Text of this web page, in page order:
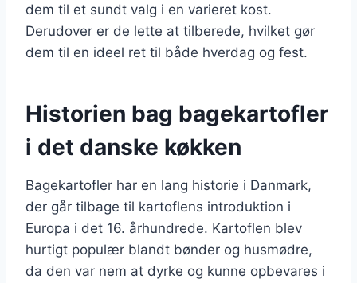
dem til et sundt valg i en varieret kost.
Derudover er de lette at tilberede, hvilket gør
dem til en ideel ret til både hverdag og fest.
Historien bag bagekartofler
i det danske køkken
Bagekartofler har en lang historie i Danmark,
der går tilbage til kartoflens introduktion i
Europa i det 16. århundrede. Kartoflen blev
hurtigt populær blandt bønder og husmødre,
da den var nem at dyrke og kunne opbevares i